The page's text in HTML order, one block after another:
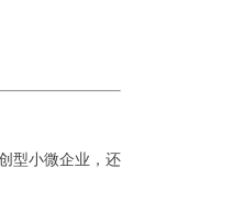
型小微企业，还